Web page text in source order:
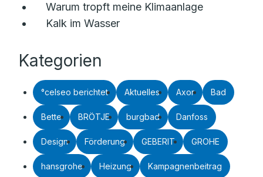
Warum tropft meine Klimaanlage
Kalk im Wasser
Kategorien
°celseo berichtet Aktuelles Axor Bad
Bette BRÖTJE burgbad Danfoss
Design Förderung GEBERIT GROHE
hansgrohe Heizung Kampagnenbeitrag